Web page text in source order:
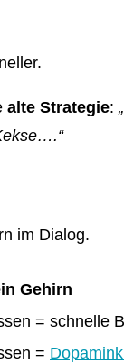
alte Strategie:
im Dialog.
Gehirn
= schnelle
=